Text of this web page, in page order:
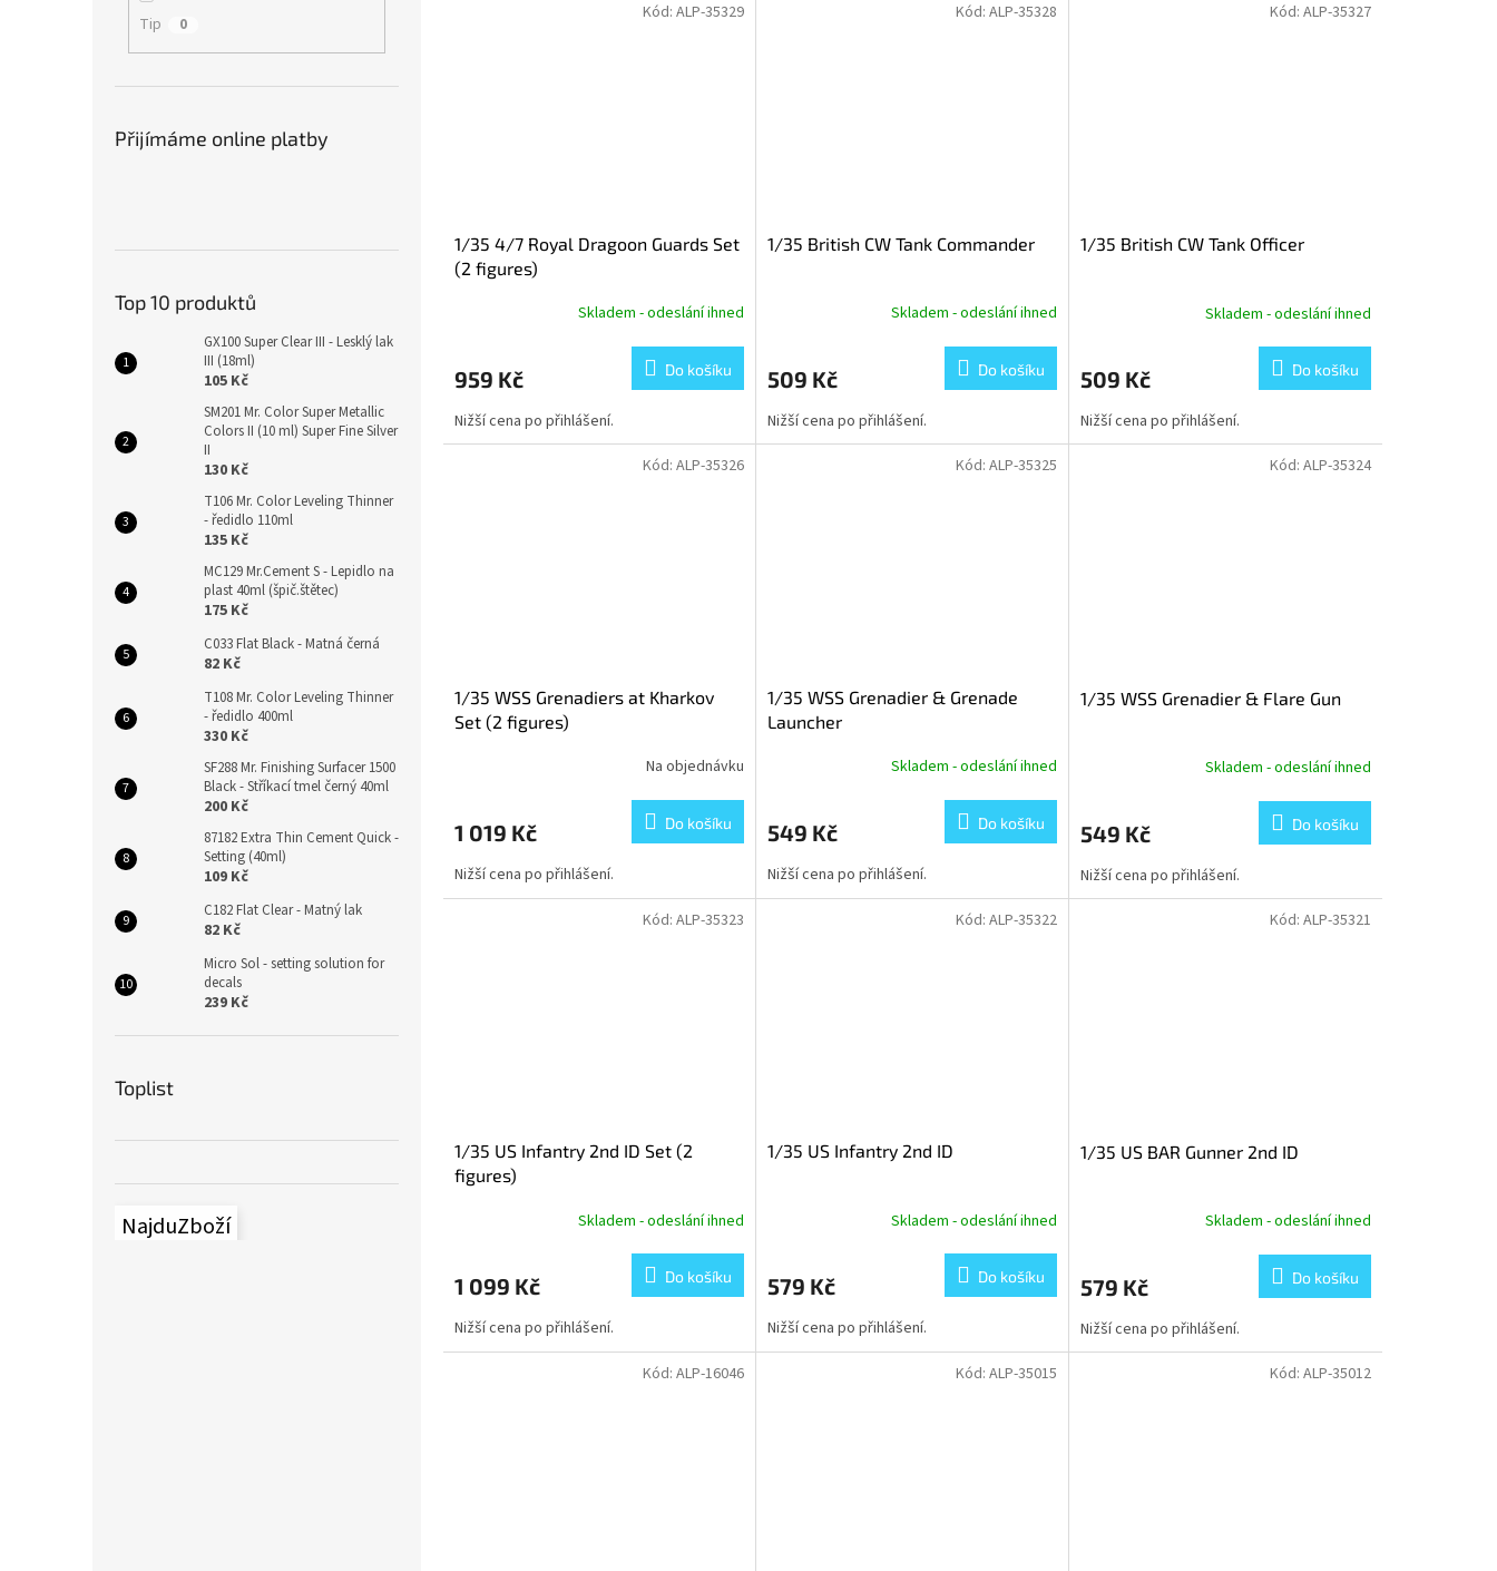
Tip 0
Přijímáme online platby
Top 10 produktů
GX100 Super Clear III - Lesklý lak
III (18ml)
105 Kč
SM201 Mr. Color Super Metallic
Colors II (10 ml) Super Fine Silver
II
130 Kč
T106 Mr. Color Leveling Thinner
- ředidlo 110ml
135 Kč
MC129 Mr.Cement S - Lepidlo na
plast 40ml (špič.štětec)
175 Kč
C033 Flat Black - Matná černá
82 Kč
T108 Mr. Color Leveling Thinner
- ředidlo 400ml
330 Kč
SF288 Mr. Finishing Surfacer 1500
Black - Stříkací tmel černý 40ml
200 Kč
87182 Extra Thin Cement Quick -
Setting (40ml)
109 Kč
C182 Flat Clear - Matný lak
82 Kč
Micro Sol - setting solution for
decals
239 Kč
Toplist
NajduZboží
1/35 4/7 Royal Dragoon Guards Set
(2 figures)
Skladem - odeslání ihned
959 Kč Do košíku
Nižší cena po přihlášení.
Kód: ALP-35329
1/35 British CW Tank Commander
Skladem - odeslání ihned
509 Kč Do košíku
Nižší cena po přihlášení.
Kód: ALP-35328
1/35 British CW Tank Officer
Skladem - odeslání ihned
509 Kč Do košíku
Nižší cena po přihlášení.
Kód: ALP-35327
1/35 WSS Grenadiers at Kharkov
Set (2 figures)
Na objednávku
1 019 Kč Do košíku
Nižší cena po přihlášení.
Kód: ALP-35326
1/35 WSS Grenadier & Grenade
Launcher
Skladem - odeslání ihned
549 Kč Do košíku
Nižší cena po přihlášení.
Kód: ALP-35325
1/35 WSS Grenadier & Flare Gun
Skladem - odeslání ihned
549 Kč Do košíku
Nižší cena po přihlášení.
Kód: ALP-35324
1/35 US Infantry 2nd ID Set (2
figures)
Skladem - odeslání ihned
1 099 Kč Do košíku
Nižší cena po přihlášení.
Kód: ALP-35323
1/35 US Infantry 2nd ID
Skladem - odeslání ihned
579 Kč Do košíku
Nižší cena po přihlášení.
Kód: ALP-35322
1/35 US BAR Gunner 2nd ID
Skladem - odeslání ihned
579 Kč Do košíku
Nižší cena po přihlášení.
Kód: ALP-35321
Kód: ALP-16046 Kód: ALP-35015 Kód: ALP-35012